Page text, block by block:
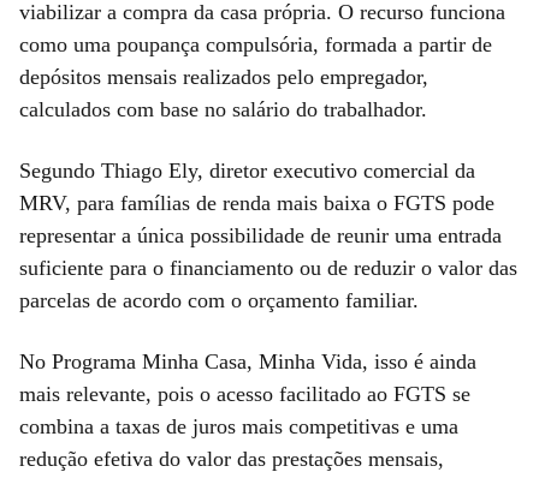
viabilizar a compra da casa própria. O recurso funciona
como uma poupança compulsória, formada a partir de
depósitos mensais realizados pelo empregador,
calculados com base no salário do trabalhador.
Segundo Thiago Ely, diretor executivo comercial da
MRV, para famílias de renda mais baixa o FGTS pode
representar a única possibilidade de reunir uma entrada
suficiente para o financiamento ou de reduzir o valor das
parcelas de acordo com o orçamento familiar.
No Programa Minha Casa, Minha Vida, isso é ainda
mais relevante, pois o acesso facilitado ao FGTS se
combina a taxas de juros mais competitivas e uma
redução efetiva do valor das prestações mensais,